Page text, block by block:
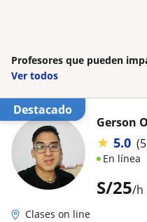
Profesores que pueden
Ver todos
Destacado
S/25/h
Gerson
★ 5.0
En línea
Clases on line